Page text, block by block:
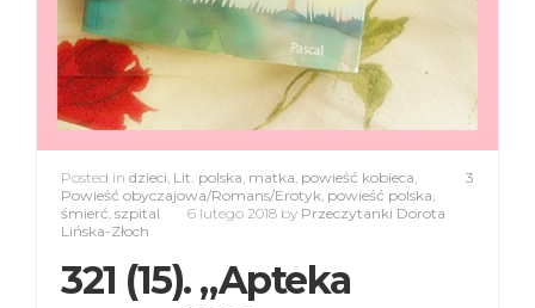
3
Posted in dzieci Lit. polska matka powieść kobieca
Powieść obyczajowa/Romans/Erotyk powieść polska
śmierć szpital 6 lutego 2018 by Przeczytanki Dorota
Lińska-Złoch
321 (15). „Apteka